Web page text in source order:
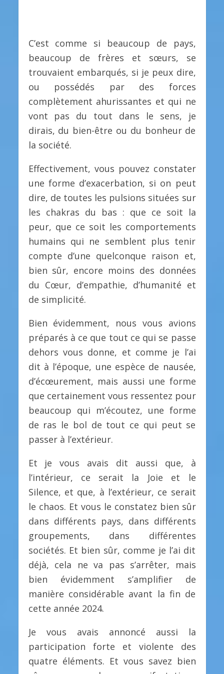
C’est comme si beaucoup de pays,
beaucoup de frères et sœurs, se
trouvaient embarqués, si je peux dire,
ou possédés par des forces
complètement ahurissantes et qui ne
vont pas du tout dans le sens, je
dirais, du bien-être ou du bonheur de
la société.
Effectivement, vous pouvez constater
une forme d’exacerbation, si on peut
dire, de toutes les pulsions situées sur
les chakras du bas : que ce soit la
peur, que ce soit les comportements
humains qui ne semblent plus tenir
compte d’une quelconque raison et,
bien sûr, encore moins des données
du Cœur, d’empathie, d’humanité et
de simplicité.
Bien évidemment, nous vous avions
préparés à ce que tout ce qui se passe
dehors vous donne, et comme je l’ai
dit à l’époque, une espèce de nausée,
d’écœurement, mais aussi une forme
que certainement vous ressentez pour
beaucoup qui m’écoutez, une forme
de ras le bol de tout ce qui peut se
passer à l’extérieur.
Et je vous avais dit aussi que, à
l’intérieur, ce serait la Joie et le
Silence, et que, à l’extérieur, ce serait
le chaos. Et vous le constatez bien sûr
dans différents pays, dans différents
groupements, dans différentes
sociétés. Et bien sûr, comme je l’ai dit
déjà, cela ne va pas s’arrêter, mais
bien évidemment s’amplifier de
manière considérable avant la fin de
cette année 2024.
Je vous avais annoncé aussi la
participation forte et violente des
quatre éléments. Et vous savez bien